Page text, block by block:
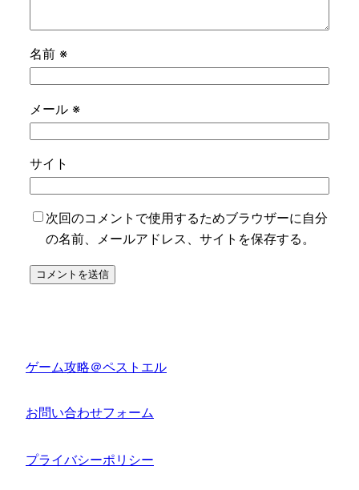
名前 ※
メール ※
サイト
次回のコメントで使用するためブラウザーに自分
の名前、メールアドレス、サイトを保存する。
ゲーム攻略＠ペストエル
お問い合わせフォーム
プライバシーポリシー